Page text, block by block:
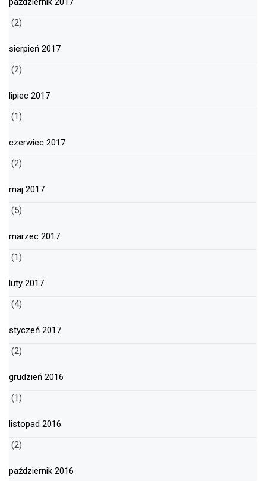
(2)
sierpień 2017
(2)
lipiec 2017
(1)
czerwiec 2017
(2)
maj 2017
(5)
marzec 2017
(1)
luty 2017
(4)
styczeń 2017
(2)
grudzień 2016
(1)
listopad 2016
(2)
październik 2016